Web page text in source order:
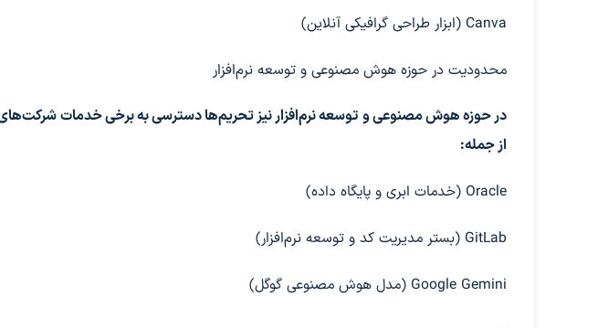
Canva (ابزار طراحی گرافیکی آنلاین)
محدودیت در حوزه هوش مصنوعی و توسعه نرم‌افزار
در حوزه هوش مصنوعی و توسعه نرم‌افزار نیز تحریم‌ها دسترسی به برخی خدمات شرکت‌های
از جمله:
Oracle (خدمات ابری و پایگاه داده)
GitLab (بستر مدیریت کد و توسعه نرم‌افزار)
Google Gemini (مدل هوش مصنوعی گوگل)